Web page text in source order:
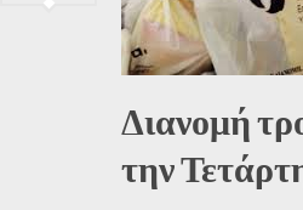
Διανομή
την